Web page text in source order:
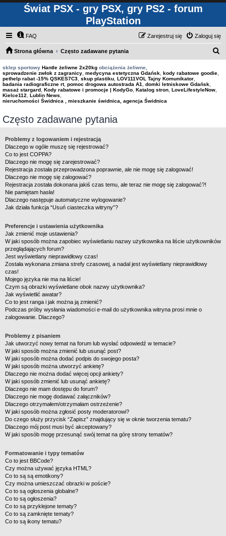
Świat PSX - gry PSX, gry PS2 - forum
PlayStation
FAQ Zaloguj się
Zarejestruj się
Strona główna Często zadawane pytania
sklep sportowy Hantle żeliwne 2x20kg obciążenia żeliwne,
sprowadzenie zwłok z zagranicy medycyna estetyczna Gdańsk kody rabatowe goodie
pethelp rabat -15% QSKES7C3 skup plastiku LOV111VOL Tajny Komunikator
badania radiograficzne rt, pomoc drogowa autostrada A1 domki letniskowe Gdańsk
masaż stargard Kody rabatowe i promocje | KodyGo Katalog stron LoveLifestyleNow
Kielce112
Lublin News
nieruchomości Świdnica , mieszkanie świdnica, agencja Świdnica
Często zadawane pytania
Problemy z logowaniem i rejestracją
Dlaczego w ogóle muszę się rejestrować?
Co to jest COPPA?
Dlaczego nie mogę się zarejestrować?
Rejestracja została przeprowadzona poprawnie, ale nie mogę się zalogować!
Dlaczego nie mogę się zalogować?
Rejestracja została dokonana jakiś czas temu, ale teraz nie mogę się zalogować?!
Nie pamiętam hasła!
Dlaczego następuje automatyczne wylogowanie?
Jak działa funkcja “Usuń ciasteczka witryny”?
Preferencje i ustawienia użytkownika
Jak zmienić moje ustawienia?
W jaki sposób można zapobiec wyświetlaniu nazwy użytkownika na liście użytkowników
przeglądających forum?
Jest wyświetlany nieprawidłowy czas!
Została wykonana zmiana strefy czasowej, a nadal jest wyświetlany nieprawidłowy
czas!
Mojego języka nie ma na liście!
Czym są obrazki wyświetlane obok nazwy użytkownika?
Jak wyświetlić awatar?
Co to jest ranga i jak można ją zmienić?
Podczas próby wysłania wiadomości e-mail do użytkownika witryna prosi mnie o
zalogowanie. Dlaczego?
Problemy z pisaniem
Jak utworzyć nowy temat na forum lub wysłać odpowiedź w temacie?
W jaki sposób można zmienić lub usunąć post?
W jaki sposób można dodać podpis do swojego posta?
W jaki sposób można utworzyć ankietę?
Dlaczego nie można dodać więcej opcji ankiety?
W jaki sposób zmienić lub usunąć ankietę?
Dlaczego nie mam dostępu do forum?
Dlaczego nie mogę dodawać załączników?
Dlaczego otrzymałem/otrzymałam ostrzeżenie?
W jaki sposób można zgłosić posty moderatorowi?
Do czego służy przycisk “Zapisz” znajdujący się w oknie tworzenia tematu?
Dlaczego mój post musi być akceptowany?
W jaki sposób mogę przesunąć swój temat na górę strony tematów?
Formatowanie i typy tematów
Co to jest BBCode?
Czy można używać języka HTML?
Co to są są emotikony?
Czy można umieszczać obrazki w poście?
Co to są ogłoszenia globalne?
Co to są ogłoszenia?
Co to są przyklejone tematy?
Co to są zamknięte tematy?
Co to są ikony tematu?